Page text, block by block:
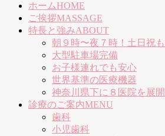
ホームHOME
ご挨拶MASSAGE
特長と強みABOUT
朝９時〜夜７時！土日祝も
大型駐車場完備
お子様連れでも安心
世界基準の医療機器
神奈川県下に８医院を展開
診療のご案内MENU
歯科
小児歯科